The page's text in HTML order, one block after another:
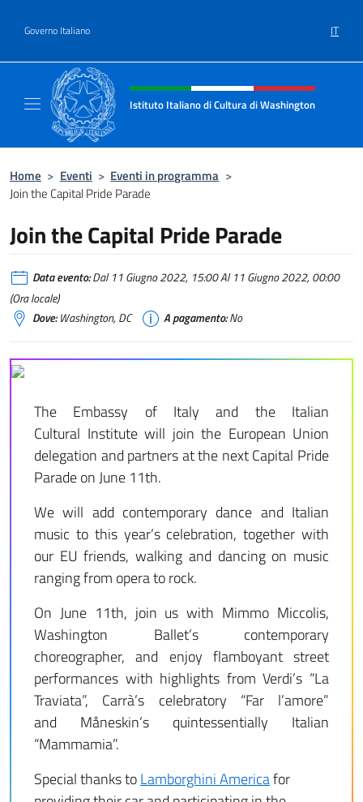
Governo Italiano IT
Intestazione sito, social e menù
Istituto Italiano di Cultura di Washington
Home > Eventi > Eventi in programma >
Join the Capital Pride Parade
Join the Capital Pride Parade
Data evento:Dal 11 Giugno 2022, 15:00 Al 11 Giugno 2022, 00:00
(Ora locale)
Dove:Washington, DC A pagamento:No
The Embassy of Italy and the Italian
Cultural Institute will join the European Union
delegation and partners at the next Capital Pride
Parade on June 11th.
We will add contemporary dance and Italian
music to this year’s celebration, together with
our EU friends, walking and dancing on music
ranging from opera to rock.
On June 11th, join us with Mimmo Miccolis,
Washington Ballet’s contemporary
choreographer, and enjoy flamboyant street
performances with highlights from Verdi’s “La
Traviata”, Carrà’s celebratory “Far l’amore”
and Måneskin’s quintessentially Italian
“Mammamia”.
Special thanks toLamborghini Americafor